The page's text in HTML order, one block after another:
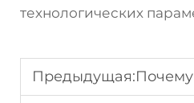
технологических
Предыдущая:Почему стоит выбрать машину